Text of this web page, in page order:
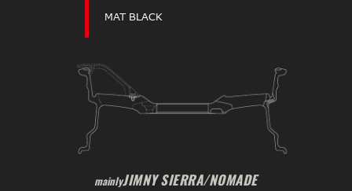
MAT BLACK
mainlyJIMNY SIERRA/NOMADE